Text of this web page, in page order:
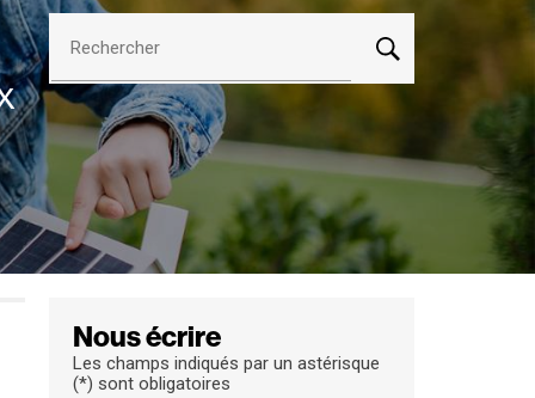
Rechercher
Nous écrire
Les champs indiqués par un astérisque
(*) sont obligatoires